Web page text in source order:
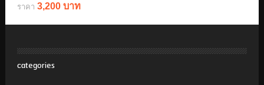
ราคา 3,200 บาท
categories